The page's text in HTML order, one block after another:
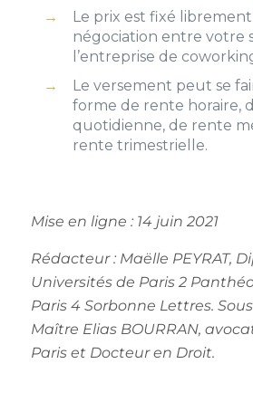
Le prix est fixé
négociation entre votre
l’entreprise de
Le versement peut se
forme de rente horaire,
quotidienne, de rente
rente trimestrielle.
Mise en ligne : 14 juin 2021
Rédacteur : Maëlle PEYRAT,
Universités de Paris 2
Paris 4 Sorbonne Lettres.
Maître Elias BOURRAN,
Paris et Docteur en Droit.